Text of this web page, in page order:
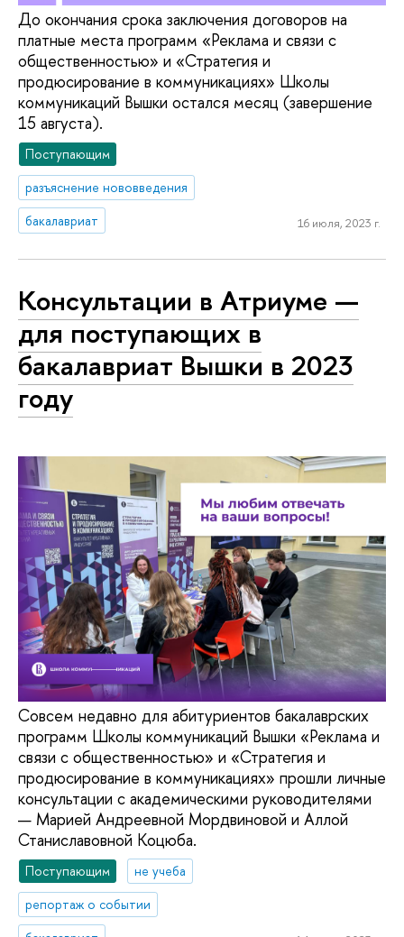
До окончания срока заключения договоров на
платные места программ «Реклама и связи с
общественностью» и «Стратегия и
продюсирование в коммуникациях» Школы
коммуникаций Вышки остался месяц (завершение
15 августа).
Поступающим
разъяснение нововведения
бакалавриат
16 июля, 2023 г.
Консультации в Атриуме —
для поступающих в
бакалавриат Вышки в 2023
году
Совсем недавно для абитуриентов бакалаврских
программ Школы коммуникаций Вышки «Реклама и
связи с общественностью» и «Стратегия и
продюсирование в коммуникациях» прошли личные
консультации с академическими руководителями
— Марией Андреевной Мордвиновой и Аллой
Станиславовной Коцюба.
Поступающим
не учеба
репортаж о событии